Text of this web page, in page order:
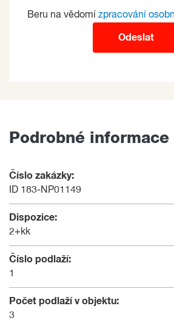
Beru na vědomí zpracování
Odeslat
Podrobné informace
Číslo zakázky:
ID 183-NP01149
Dispozice:
2+kk
Číslo podlaží:
1
Počet podlaží v objektu:
3